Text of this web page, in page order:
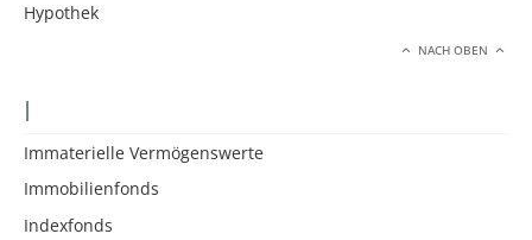
Hypothek
NACH OBEN
I
Immaterielle Vermögenswerte
Immobilienfonds
Indexfonds